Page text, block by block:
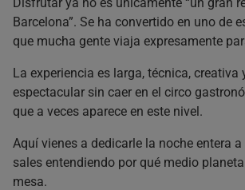
Barcelona”. Se ha convertido en uno de
que mucha gente viaja expresamente
La experiencia es larga, técnica, creativa
espectacular sin caer en el circo
que a veces aparece en este nivel.
Aquí vienes a dedicarle la noche entera
sales entendiendo por qué medio
mesa.